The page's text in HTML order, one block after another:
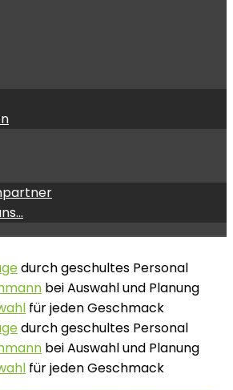
durch geschultes Personal
bei Auswahl und Planung
für jeden Geschmack
durch geschultes Personal
bei Auswahl und Planung
für jeden Geschmack